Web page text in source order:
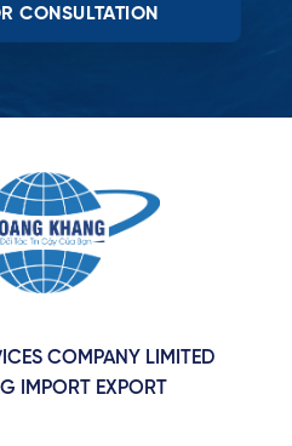
COMPANY LIMITED
IMPORT EXPORT